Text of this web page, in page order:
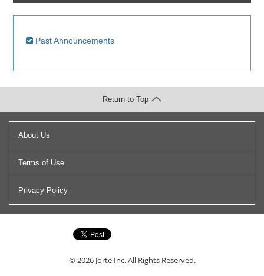
Past Announcements
About Us
Terms of Use
Privacy Policy
© 2026 Jorte Inc.All Rights Reserved.
Return to Top